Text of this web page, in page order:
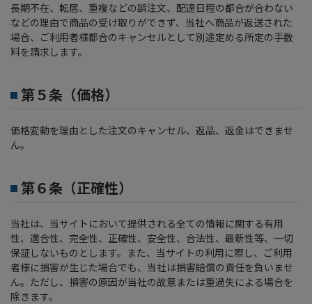
長期不在、転居、重複などの誤注文、配達日程の都合が合わない
などの理由で商品の受け取りができず、当社へ商品が返送された
場合、ご利用者様都合のキャンセルとして別途定める所定の手数
料を請求します。
第５条（価格）
価格変動を理由とした注文のキャンセル、返品、返金はできませ
ん。
第６条（正確性）
当社は、当サイトにおいて提供される全ての情報に関する有用
性、適合性、完全性、正確性、安全性、合法性、最新性等、一切
保証しないものとします。また、当サイトの利用に際し、ご利用
者様に損害が生じた場合でも、当社は損害賠償の責任を負いませ
ん。ただし、損害の原因が当社の故意または重過失による場合を
除きます。